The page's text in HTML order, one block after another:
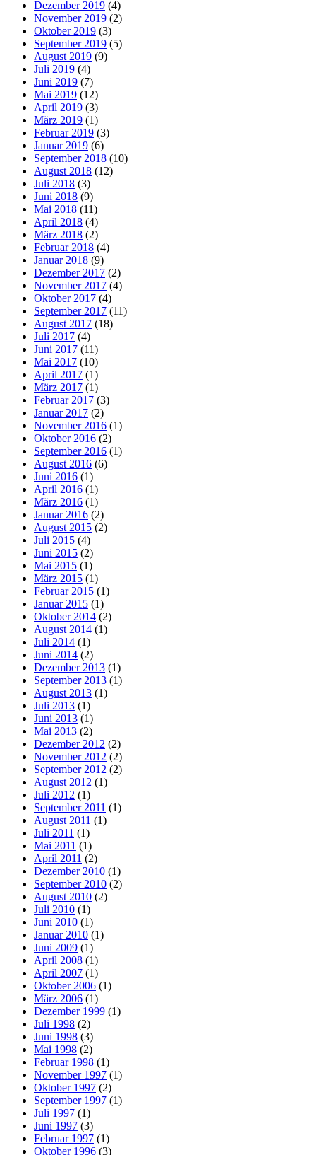
Dezember 2019 (4)
November 2019 (2)
Oktober 2019 (3)
September 2019 (5)
August 2019 (9)
Juli 2019 (4)
Juni 2019 (7)
Mai 2019 (12)
April 2019 (3)
März 2019 (1)
Februar 2019 (3)
Januar 2019 (6)
September 2018 (10)
August 2018 (12)
Juli 2018 (3)
Juni 2018 (9)
Mai 2018 (11)
April 2018 (4)
März 2018 (2)
Februar 2018 (4)
Januar 2018 (9)
Dezember 2017 (2)
November 2017 (4)
Oktober 2017 (4)
September 2017 (11)
August 2017 (18)
Juli 2017 (4)
Juni 2017 (11)
Mai 2017 (10)
April 2017 (1)
März 2017 (1)
Februar 2017 (3)
Januar 2017 (2)
November 2016 (1)
Oktober 2016 (2)
September 2016 (1)
August 2016 (6)
Juni 2016 (1)
April 2016 (1)
März 2016 (1)
Januar 2016 (2)
August 2015 (2)
Juli 2015 (4)
Juni 2015 (2)
Mai 2015 (1)
März 2015 (1)
Februar 2015 (1)
Januar 2015 (1)
Oktober 2014 (2)
August 2014 (1)
Juli 2014 (1)
Juni 2014 (2)
Dezember 2013 (1)
September 2013 (1)
August 2013 (1)
Juli 2013 (1)
Juni 2013 (1)
Mai 2013 (2)
Dezember 2012 (2)
November 2012 (2)
September 2012 (2)
August 2012 (1)
Juli 2012 (1)
September 2011 (1)
August 2011 (1)
Juli 2011 (1)
Mai 2011 (1)
April 2011 (2)
Dezember 2010 (1)
September 2010 (2)
August 2010 (2)
Juli 2010 (1)
Juni 2010 (1)
Januar 2010 (1)
Juni 2009 (1)
April 2008 (1)
April 2007 (1)
Oktober 2006 (1)
März 2006 (1)
Dezember 1999 (1)
Juli 1998 (2)
Juni 1998 (3)
Mai 1998 (2)
Februar 1998 (1)
November 1997 (1)
Oktober 1997 (2)
September 1997 (1)
Juli 1997 (1)
Juni 1997 (3)
Februar 1997 (1)
Oktober 1996 (3)